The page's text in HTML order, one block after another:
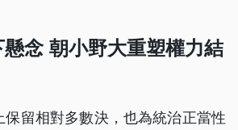
念 朝小野大重塑權力結
保留相對多數決，也為統治正當性